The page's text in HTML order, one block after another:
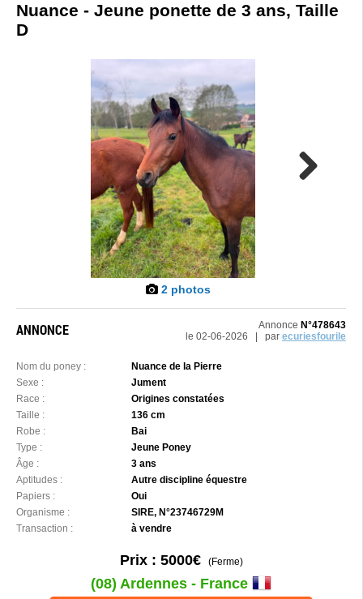
Nuance - Jeune ponette de 3 ans, Taille
D
2 photos
ANNONCE Annonce N°478643
le 02-06-2026 | par ecuriesfourile
Nom du poney :
Nuance de la Pierre
Sexe :
Jument
Race :
Origines constatées
Taille :
136 cm
Robe :
Bai
Type :
Jeune Poney
Âge :
3 ans
Aptitudes :
Autre discipline équestre
Papiers :
Oui
Organisme :
SIRE, N°23746729M
Transaction :
à vendre
Prix : 5000€(Ferme)
(08) Ardennes - France